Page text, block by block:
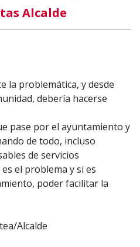
Alcalde
la problemática, y desde
debería hacerse
pase por el ayuntamiento y
de todo, incluso
de servicios
el problema y si es
poder facilitar la
Alcalde